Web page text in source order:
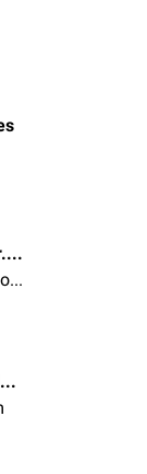
Dr. rer. nat. Maximilian Schuff
Biologe/in | Chemiker/in | Naturwissenschaftler/in
Natascha van den Höfel